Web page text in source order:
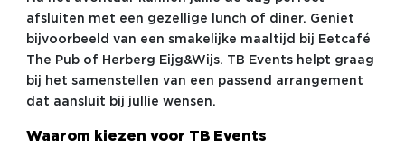
afsluiten met een gezellige lunch of diner. Geniet
bijvoorbeeld van een smakelijke maaltijd bij Eetcafé
The Pub of Herberg Eijg&Wijs. TB Events helpt graag
bij het samenstellen van een passend arrangement
dat aansluit bij jullie wensen.
Waarom kiezen voor TB Events